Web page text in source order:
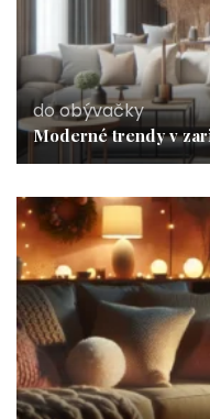
do obývačky
Moderné trendy v